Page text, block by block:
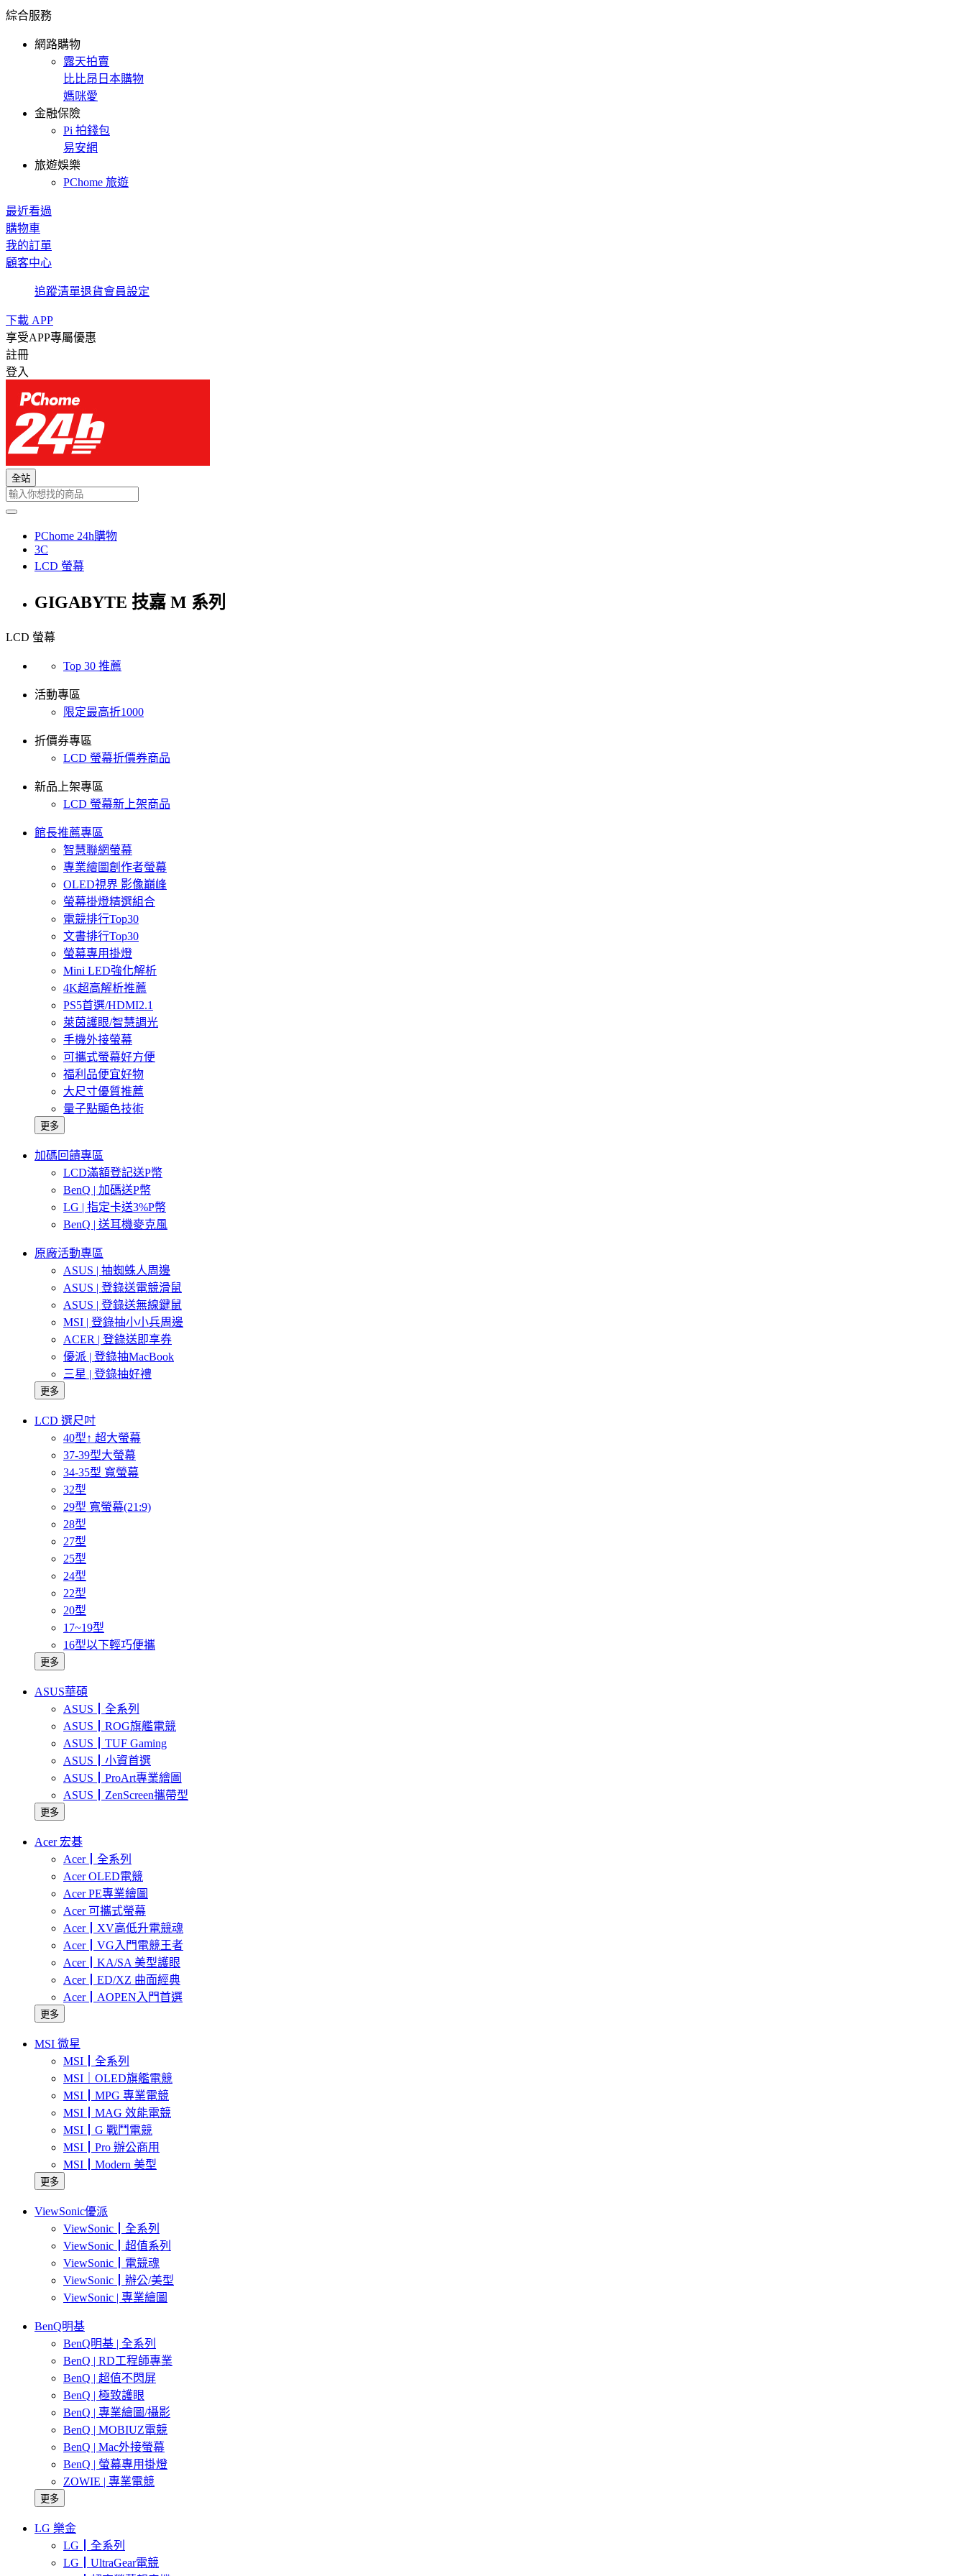
綜合服務
網路購物
露天拍賣
比比昂日本購物
媽咪愛
金融保險
Pi 拍錢包
易安網
旅遊娛樂
PChome 旅遊
最近看過
購物車
我的訂單
顧客中心
追蹤清單退貨會員設定
下載 APP
享受APP專屬優惠
註冊
登入
全站
PChome 24h購物
3C
LCD 螢幕
GIGABYTE 技嘉 M 系列
LCD 螢幕
Top 30 推薦
活動專區
限定最高折1000
折價券專區
LCD 螢幕折價券商品
新品上架專區
LCD 螢幕新上架商品
館長推薦專區
智慧聯網螢幕
專業繪圖創作者螢幕
OLED視界 影像巔峰
螢幕掛燈精選組合
電競排行Top30
文書排行Top30
螢幕專用掛燈
Mini LED強化解析
4K超高解析推薦
PS5首選/HDMI2.1
萊茵護眼/智慧調光
手機外接螢幕
可攜式螢幕好方便
福利品便宜好物
大尺寸優質推薦
量子點顯色技術
更多
加碼回饋專區
LCD滿額登記送P幣
BenQ | 加碼送P幣
LG | 指定卡送3%P幣
BenQ | 送耳機麥克風
原廠活動專區
ASUS | 抽蜘蛛人周邊
ASUS | 登錄送電競滑鼠
ASUS | 登錄送無線鍵鼠
MSI | 登錄抽小小兵周邊
ACER | 登錄送即享券
優派 | 登錄抽MacBook
三星 | 登錄抽好禮
更多
LCD 選尺吋
40型↑ 超大螢幕
37-39型大螢幕
34-35型 寬螢幕
32型
29型 寬螢幕(21:9)
28型
27型
25型
24型
22型
20型
17~19型
16型以下輕巧便攜
更多
ASUS華碩
ASUS┃全系列
ASUS┃ROG旗艦電競
ASUS┃TUF Gaming
ASUS┃小資首選
ASUS┃ProArt專業繪圖
ASUS┃ZenScreen攜帶型
更多
Acer 宏碁
Acer┃全系列
Acer OLED電競
Acer PE專業繪圖
Acer 可攜式螢幕
Acer┃XV高低升電競魂
Acer┃VG入門電競王者
Acer┃KA/SA 美型護眼
Acer┃ED/XZ 曲面經典
Acer┃AOPEN入門首選
更多
MSI 微星
MSI┃全系列
MSI｜OLED旗艦電競
MSI┃MPG 專業電競
MSI┃MAG 效能電競
MSI┃G 戰鬥電競
MSI┃Pro 辦公商用
MSI┃Modern 美型
更多
ViewSonic優派
ViewSonic┃全系列
ViewSonic┃超值系列
ViewSonic┃電競魂
ViewSonic┃辦公/美型
ViewSonic | 專業繪圖
BenQ明基
BenQ明基 | 全系列
BenQ | RD工程師專業
BenQ | 超值不閃屏
BenQ | 極致護眼
BenQ | 專業繪圖/攝影
BenQ | MOBIUZ電競
BenQ | Mac外接螢幕
BenQ | 螢幕專用掛燈
ZOWIE | 專業電競
更多
LG 樂金
LG┃全系列
LG┃UltraGear電競